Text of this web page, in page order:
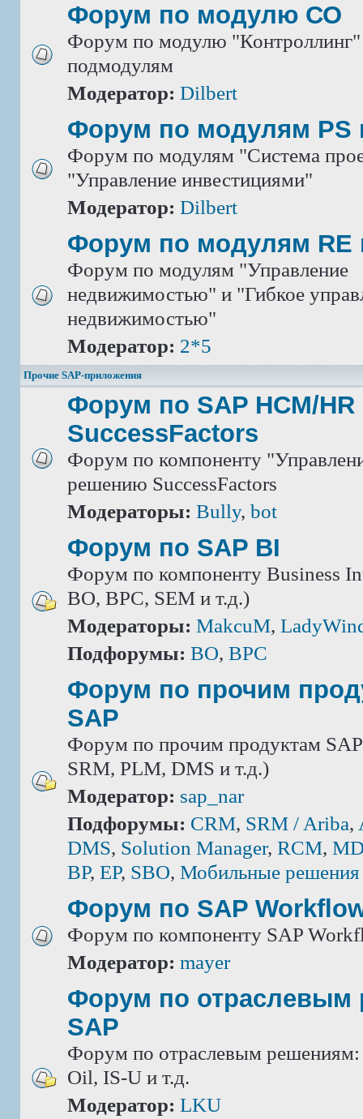
Форум по модулю СО
Форум по модулю "Контроллинг"
подмодулям
Модератор: Dilbert
Форум по модулям PS
Форум по модулям "Система
"Управление инвестициями"
Модератор: Dilbert
Форум по модулям RE
Форум по модулям "Управление
недвижимостью" и "Гибкое
недвижимостью"
Модератор: 2*5
Прочие SAP-приложения
Форум по SAP HCM/HR
SuccessFactors
Форум по компоненту
решению SuccessFactors
Модераторы: Bully, bot
Форум по SAP BI
Форум по компоненту Business
BO, BPC, SEM и т.д.)
Модераторы: MakcuM,
Подфорумы: BO, BPC
Форум по прочим
SAP
Форум по прочим продуктам
SRM, PLM, DMS и т.д.)
Модератор: sap_nar
Подфорумы: CRM, SRM / Ariba,
DMS, Solution Manager, RCM,
BP, EP, SBO, Мобильные решения
Форум по SAP
Форум по компоненту SAP
Модератор: mayer
Форум по отраслевым
SAP
Форум по отраслевым
Oil, IS-U и т.д.
Модератор: LKU